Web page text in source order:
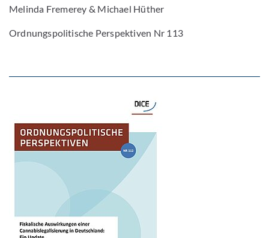
Melinda Fremerey & Michael Hüther
Ordnungspolitische Perspektiven Nr 113